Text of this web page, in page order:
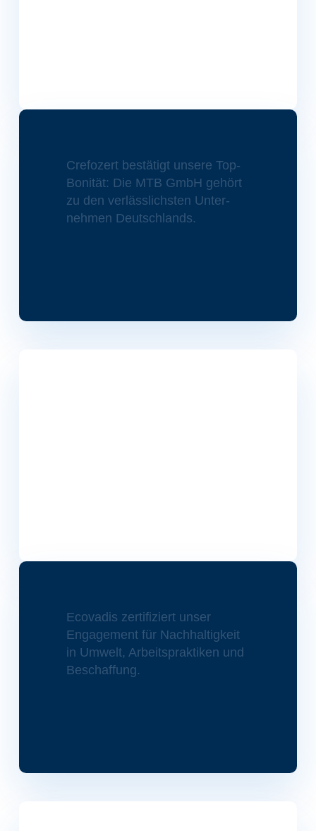
Crefozert bestätigt unsere Top-
Bonität: Die MTB GmbH gehört
zu den ver­läs­slichsten Unter­
nehmen Deutschlands.
Ecovadis zertifiziert unser
Engagement für Nachhaltigkeit
in Umwelt, Arbeitspraktiken und
Beschaffung.